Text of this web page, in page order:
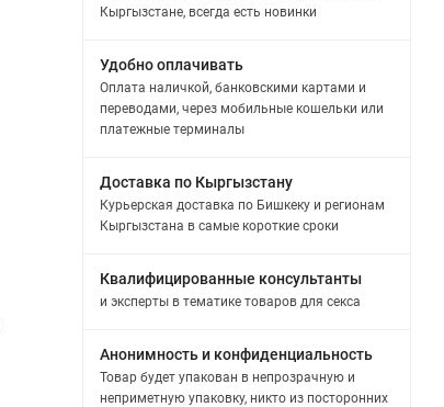
Кыргызстане, всегда есть новинки
Удобно оплачивать
Оплата наличкой, банковскими картами и
переводами, через мобильные кошельки или
платежные терминалы
Доставка по Кыргызстану
Курьерская доставка по Бишкеку и регионам
Кыргызстана в самые короткие сроки
Квалифицированные консультанты
и эксперты в тематике товаров для секса
Анонимность и конфиденциальность
Товар будет упакован в непрозрачную и
неприметную упаковку, никто из посторонних